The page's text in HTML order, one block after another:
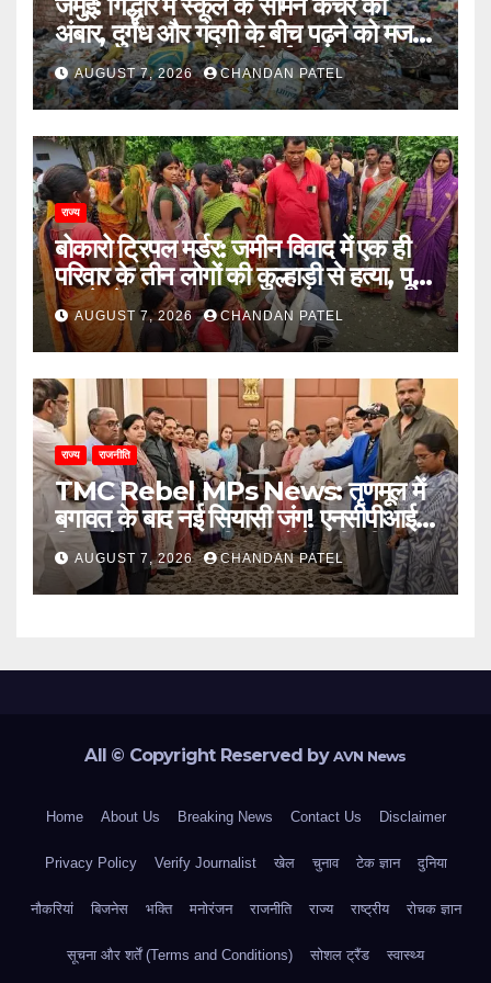
अंबार, दुर्गंध और गंदगी के बीच पढ़ने को मजबूर
छात्राएं, प्रशासन से कार्रवाई की मांग
AUGUST 7, 2026 CHANDAN PATEL
राज्य
बोकारो ट्रिपल मर्डर: जमीन विवाद में एक ही
परिवार के तीन लोगों की कुल्हाड़ी से हत्या, पूरे
इलाके में दहशत
AUGUST 7, 2026 CHANDAN PATEL
राज्य राजनीति
TMC Rebel MPs News: तृणमूल में
बगावत के बाद नई सियासी जंग! एनसीपीआई में
विलय के बावजूद बागी सांसदों में बढ़ी खींचतान,
भाजपा को लेकर भी दो राय
AUGUST 7, 2026 CHANDAN PATEL
All © Copyright Reserved byAVN News
Home About Us Breaking News Contact Us Disclaimer
Privacy Policy Verify Journalist खेल चुनाव टेक ज्ञान दुनिया
नौकरियां बिजनेस भक्ति मनोरंजन राजनीति राज्य राष्ट्रीय रोचक ज्ञान
सूचना और शर्तें (Terms and Conditions) सोशल ट्रैंड स्वास्थ्य